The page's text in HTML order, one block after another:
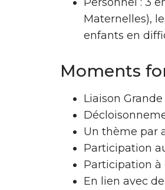
Maternelles),
enfants en
Moments
Liaison
Un thème par
Participation
Participation à
En lien avec